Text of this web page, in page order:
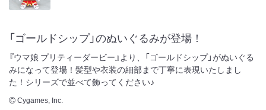
「ゴールドシップ」のぬいぐるみが登場！
『ウマ娘 プリティーダービー』より、「ゴールドシップ」がぬいぐる
みになって登場！髪型や衣装の細部まで丁寧に表現いたしまし
た！シリーズで並べて飾ってください♪
©Cygames, Inc.